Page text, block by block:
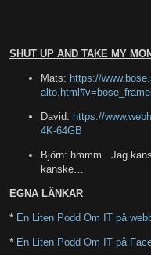
SHUT UP AND TAKE MY
Mats: https://
David: https://
4K-64GB
Björn: hmmm.. Jag
kanske…
EGNA LÄNKAR
* En Liten Podd Om IT på
* En Liten Podd Om IT på